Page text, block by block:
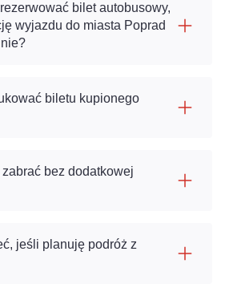
bilet autobusowy,
wyjazdu do miasta Poprad
biletu kupionego
zabrać bez dodatkowej
jeśli planuję podróż z